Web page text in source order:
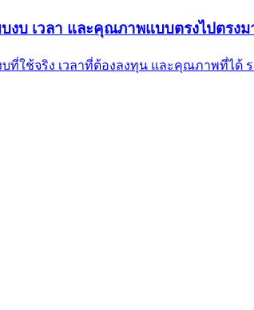
งบ เวลา และคุณภาพแบบตรงไปตรงม
งบที่ใช้จริง เวลาที่ต้องลงทุน และคุณภาพที่ไ